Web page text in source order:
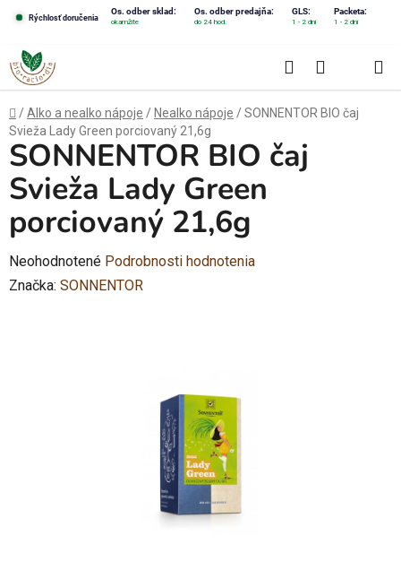
obsah
Rýchlosť doručenia
Os. odber sklad: Os. odber predajňa: GLS: Packeta:
okamžite do 24 hod. 1 - 2 dni 1 - 2 dni
Hľadať
KOŠÍK
Domov
/Alko a nealko nápoje / Nealko nápoje /SONNENTOR BIO čaj
Svieža Lady Green porciovaný 21,6g
SONNENTOR BIO čaj
Svieža Lady Green
porciovaný 21,6g
Priemerné
hodnotenie
Neohodnotené Podrobnosti hodnotenia
Značka: SONNENTOR